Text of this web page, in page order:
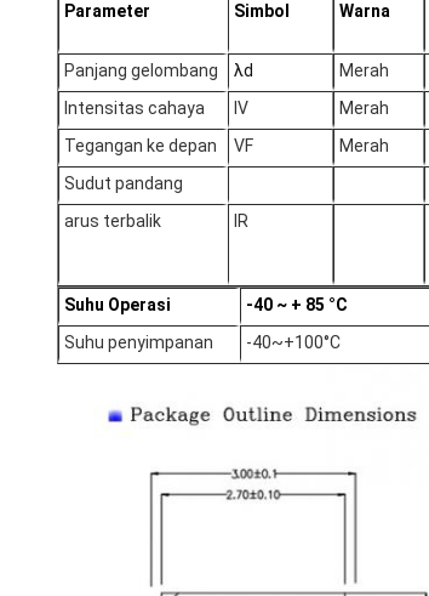
Parameter Simbol Warna
Panjang gelombang
λd Merah
Intensitas cahaya
IV Merah
Tegangan ke depan
VF Merah
Sudut pandang
arus terbalik
IR
Suhu Operasi -40 ~ + 85 °C
Suhu penyimpanan
-40~+100°C